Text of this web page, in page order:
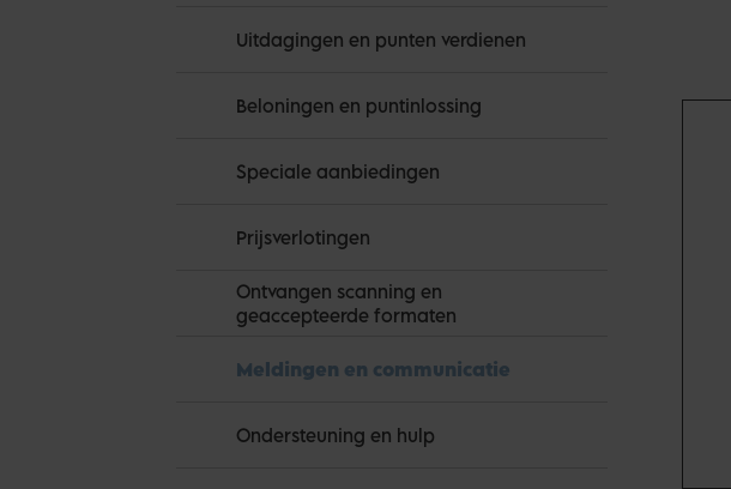
Uitdagingen en punten verdienen
Beloningen en puntinlossing
Speciale aanbiedingen
Prijsverlotingen
Ontvangen scanning en
geaccepteerde formaten
Meldingen en communicatie
Ondersteuning en hulp